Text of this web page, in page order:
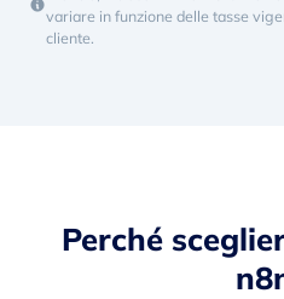
variare in funzione delle tasse
cliente.
Perché